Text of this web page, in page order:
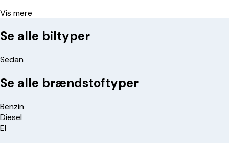
Vis mere
Se alle biltyper
Sedan
Se alle brændstoftyper
Benzin
Diesel
El